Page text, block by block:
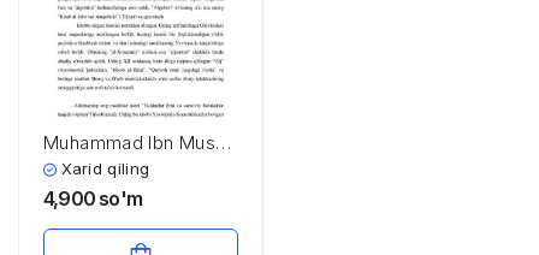
Muhammad Ibn Muso
Al-Xorazmiy
Xarid qiling
4,900 so'm